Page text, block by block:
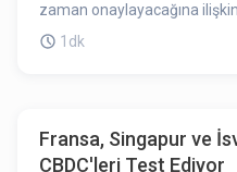
zaman onaylayacağına
1dk
Fransa, Singapur ve
CBDC'leri Test Ediyor